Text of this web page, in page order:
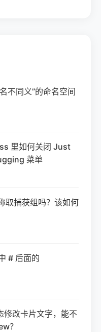
不同义”的命名空间
里如何关闭 Just
菜单
取捕获组吗？该如何
# 后面的
改卡片文字，能不
？